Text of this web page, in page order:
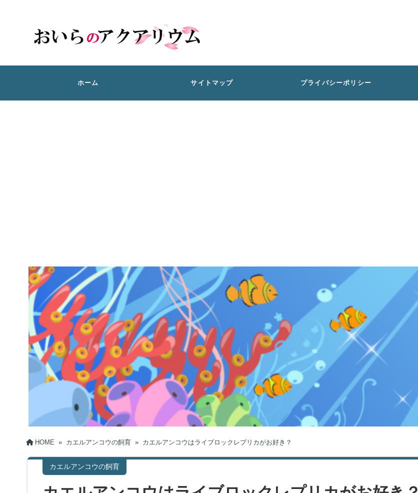
ホーム サイトマップ プライバシーポリシー
HOME » カエルアンコウの飼育 » カエルアンコウはライブロックレプリカがお好き？
カエルアンコウの飼育